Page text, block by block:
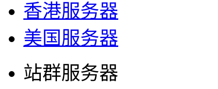
香港服务器
美国服务器
站群服务器